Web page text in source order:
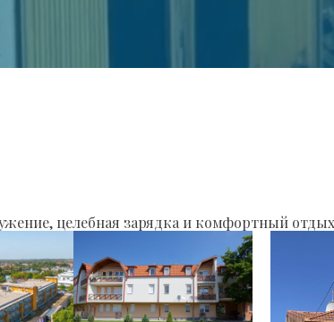
целебная зарядка и комфортный